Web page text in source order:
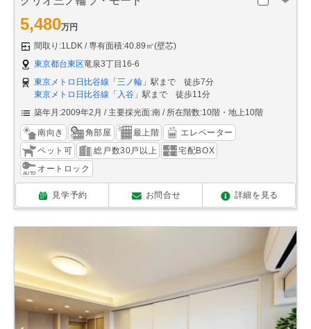
5,480万円
間取り:1LDK
専有面積:40.89㎡(壁芯)
東京都台東区竜泉3丁目16-6
東京メトロ日比谷線 「三ノ輪 」駅まで 徒歩7分
東京メトロ日比谷線 「 入谷 」駅まで 徒歩11分
築年月:2009年2月
主要採光面:南 所在階数:10階・地上10階
南向き 角部屋 最上階
エレベーター
ペット可
総戸数30戸以上
宅配BOX
オートロック
見学予約 お問合せ 詳細を見る